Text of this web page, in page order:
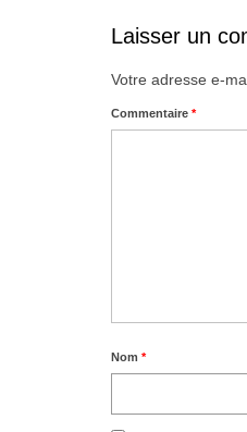
Laisser un
Votre adresse e-
Commentaire *
Nom *